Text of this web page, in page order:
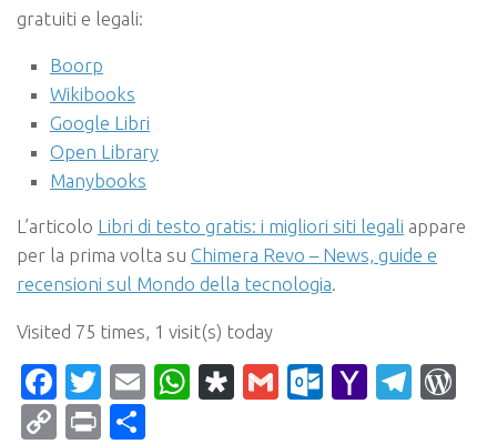
gratuiti e legali:
Boorp
Wikibooks
Google Libri
Open Library
Manybooks
L’articolo Libri di testo gratis: i migliori siti legali appare
per la prima volta su Chimera Revo – News, guide e
recensioni sul Mondo della tecnologia.
Visited 75 times, 1 visit(s) today
Facebook
Twitter
EmailWhatsApp
Diaspora
Gmail Yahoo
CopyPrint